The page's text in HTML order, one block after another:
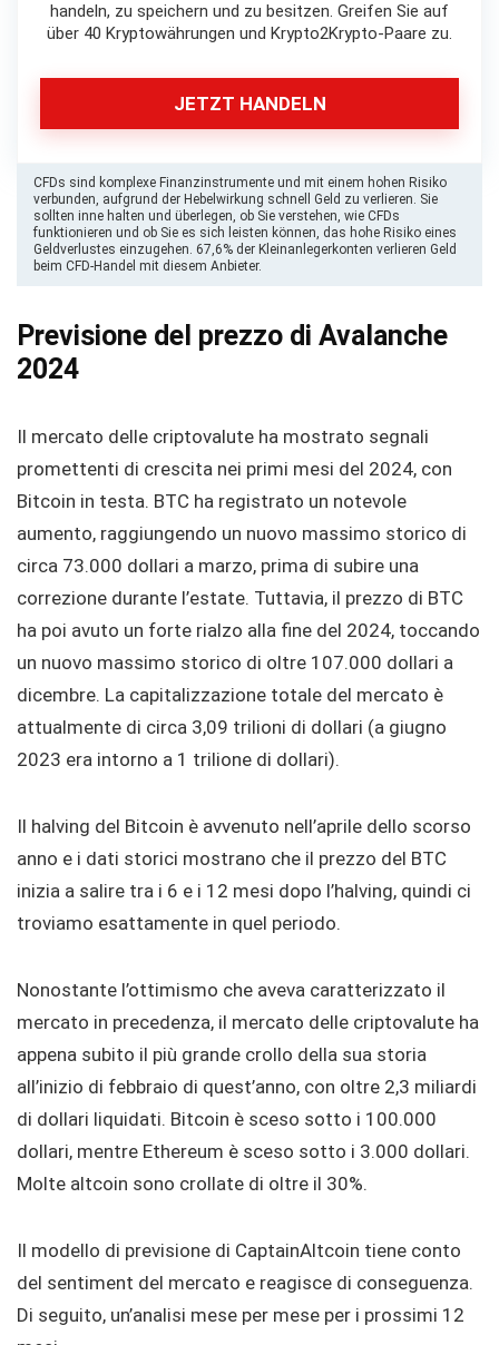
handeln, zu speichern und zu besitzen. Greifen Sie auf
über 40 Kryptowährungen und Krypto2Krypto-Paare zu.
JETZT HANDELN
CFDs sind komplexe Finanzinstrumente und mit einem hohen Risiko
verbunden, aufgrund der Hebelwirkung schnell Geld zu verlieren. Sie
sollten inne halten und überlegen, ob Sie verstehen, wie CFDs
funktionieren und ob Sie es sich leisten können, das hohe Risiko eines
Geldverlustes einzugehen. 67,6% der Kleinanlegerkonten verlieren Geld
beim CFD-Handel mit diesem Anbieter.
Previsione del prezzo di Avalanche
2024
Il mercato delle criptovalute ha mostrato segnali
promettenti di crescita nei primi mesi del 2024, con
Bitcoin in testa. BTC ha registrato un notevole
aumento, raggiungendo un nuovo massimo storico di
circa 73.000 dollari a marzo, prima di subire una
correzione durante l’estate. Tuttavia, il prezzo di BTC
ha poi avuto un forte rialzo alla fine del 2024, toccando
un nuovo massimo storico di oltre 107.000 dollari a
dicembre. La capitalizzazione totale del mercato è
attualmente di circa 3,09 trilioni di dollari (a giugno
2023 era intorno a 1 trilione di dollari).
Il halving del Bitcoin è avvenuto nell’aprile dello scorso
anno e i dati storici mostrano che il prezzo del BTC
inizia a salire tra i 6 e i 12 mesi dopo l’halving, quindi ci
troviamo esattamente in quel periodo.
Nonostante l’ottimismo che aveva caratterizzato il
mercato in precedenza, il mercato delle criptovalute ha
appena subito il più grande crollo della sua storia
all’inizio di febbraio di quest’anno, con oltre 2,3 miliardi
di dollari liquidati. Bitcoin è sceso sotto i 100.000
dollari, mentre Ethereum è sceso sotto i 3.000 dollari.
Molte altcoin sono crollate di oltre il 30%.
Il modello di previsione di CaptainAltcoin tiene conto
del sentiment del mercato e reagisce di conseguenza.
Di seguito, un’analisi mese per mese per i prossimi 12